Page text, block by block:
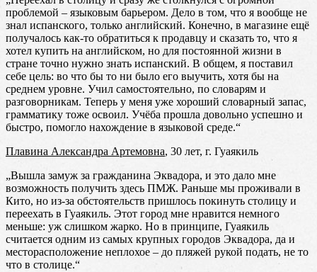
проблемой – языковым барьером. Дело в том, что я вообще не
знал испанского, только английский. Конечно, в магазине ещё
получалось как-то обратиться к продавцу и сказать то, что я
хотел купить на английском, но для постоянной жизни в
стране точно нужно знать испанский. В общем, я поставил
себе цель: во что бы то ни было его выучить, хотя бы на
среднем уровне. Учил самостоятельно, по словарям и
разговорникам. Теперь у меня уже хороший словарный запас,
грамматику тоже освоил. Учёба прошла довольно успешно и
быстро, помогло нахождение в языковой среде.“
Плавина Александра Артемовна, 30 лет, г. Гуаякиль
„Вышла замуж за гражданина Эквадора, и это дало мне
возможность получить здесь ПМЖ. Раньше мы проживали в
Кито, но из-за обстоятельств пришлось покинуть столицу и
переехать в Гуаякиль. Этот город мне нравится немного
меньше: уж слишком жарко. Но в принципе, Гуаякиль
считается одним из самых крупных городов Эквадора, да и
месторасположение неплохое – до пляжей рукой подать, не то
что в столице.“